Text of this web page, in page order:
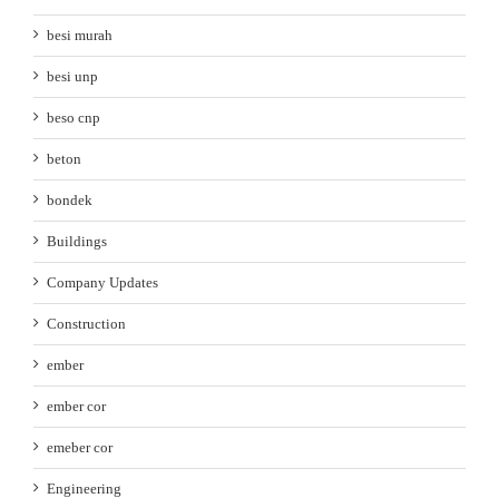
besi murah
besi unp
beso cnp
beton
bondek
Buildings
Company Updates
Construction
ember
ember cor
emeber cor
Engineering